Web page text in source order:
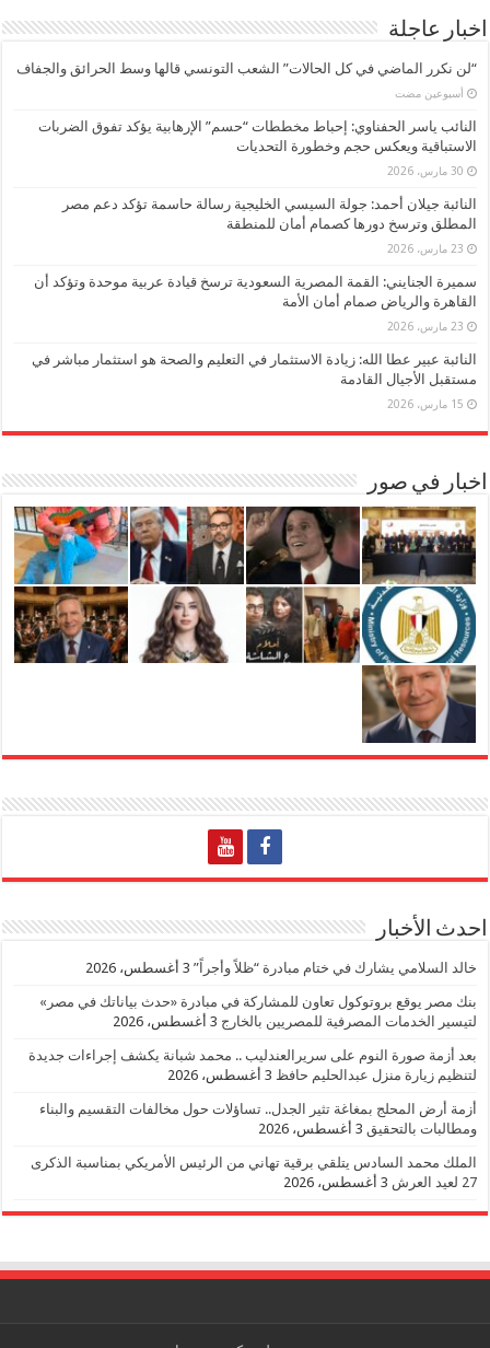
اخبار عاجلة
“لن نكرر الماضي في كل الحالات” الشعب التونسي قالها وسط الحرائق والجفاف
‏أسبوعين مضت
النائب ياسر الحفناوي: إحباط مخططات “حسم” الإرهابية يؤكد تفوق الضربات
الاستباقية ويعكس حجم وخطورة التحديات
30 مارس، 2026
النائبة جيلان أحمد: جولة السيسي الخليجية رسالة حاسمة تؤكد دعم مصر
المطلق وترسخ دورها كصمام أمان للمنطقة
23 مارس، 2026
سميرة الجنايني: القمة المصرية السعودية ترسخ قيادة عربية موحدة وتؤكد أن
القاهرة والرياض صمام أمان الأمة
23 مارس، 2026
النائبة عبير عطا الله: زيادة الاستثمار في التعليم والصحة هو استثمار مباشر في
مستقبل الأجيال القادمة
15 مارس، 2026
اخبار في صور
احدث الأخبار
خالد السلامي يشارك في ختام مبادرة “ظلاً وأجراً” 3 أغسطس، 2026
بنك مصر يوقع بروتوكول تعاون للمشاركة في مبادرة «حدث بياناتك في مصر»
لتيسير الخدمات المصرفية للمصريين بالخارج 3 أغسطس، 2026
بعد أزمة صورة النوم على سريرالعندليب .. محمد شبانة يكشف إجراءات جديدة
لتنظيم زيارة منزل عبدالحليم حافظ 3 أغسطس، 2026
أزمة أرض المحلج بمغاغة تثير الجدل.. تساؤلات حول مخالفات التقسيم والبناء
ومطالبات بالتحقيق 3 أغسطس، 2026
الملك محمد السادس يتلقي برقية تهاني من الرئيس الأمريكي بمناسبة الذكرى
27 لعيد العرش
3 أغسطس، 2026